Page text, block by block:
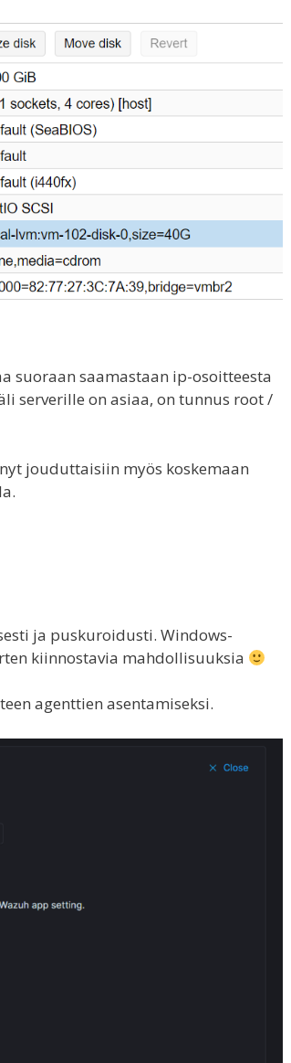
suoraan saamastaan ip-osoitteesta
serverille on asiaa, on tunnus root /
jouduttaisiin myös koskemaan
ja puskuroidusti. Windows-
kiinnostavia mahdollisuuksia
agenttien asentamiseksi.